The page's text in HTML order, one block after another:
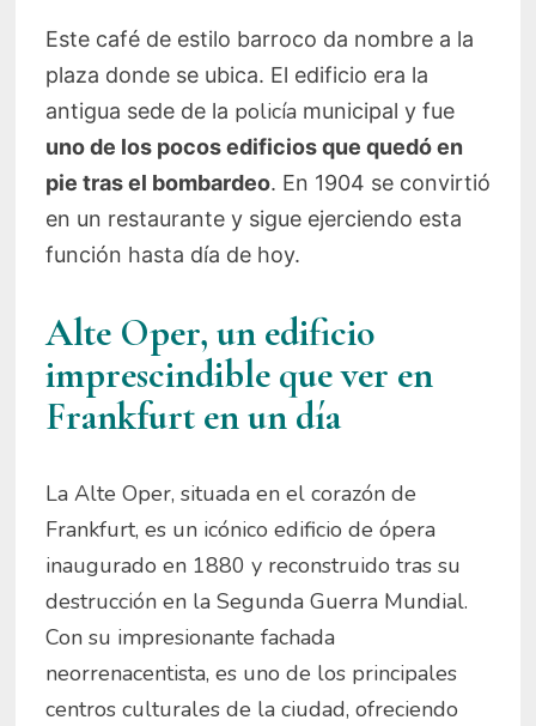
Este café de estilo barroco da nombre a la
plaza donde se ubica. El edificio era la
antigua sede de la policíamunicipal y fue
uno de los pocos edificios que quedó en
pie tras el bombardeo. En 1904 se convirtió
en un restaurante y sigue ejerciendo esta
función hasta día de hoy.
Alte Oper, un edificio
imprescindible que ver en
Frankfurt en un día
La Alte Oper, situada en el corazón de
Frankfurt, es un icónico edificio de ópera
inaugurado en 1880 y reconstruido tras su
destrucción en la Segunda Guerra Mundial.
Con su impresionante fachada
neorrenacentista, es uno de los principales
centros culturales de la ciudad, ofreciendo